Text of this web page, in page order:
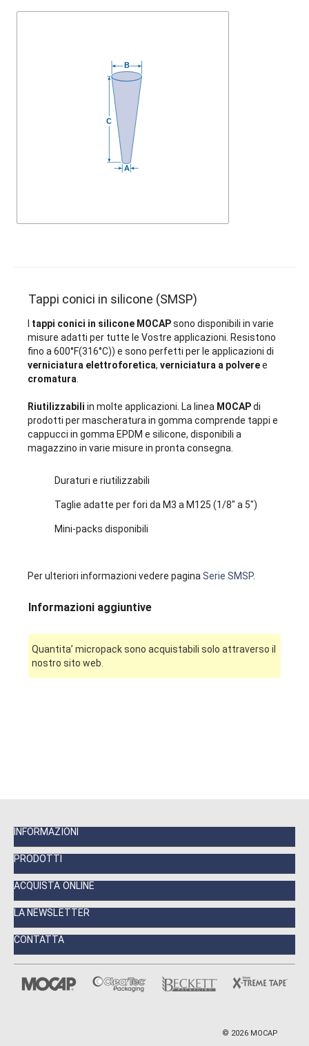
Tappi conici in silicone (SMSP)
tappi conici in silicone MOCAPsono disponibili in varie
misure adatti per tutte le Vostre applicazioni. Resistono
fino a600°F(316°C)) e sono perfetti per le applicazioni di
verniciatura elettroforetica,verniciatura a polveree
cromatura.
Riutilizzabili in molte applicazioni. La linea MOCAPdi
prodotti per mascheratura in gomma comprende tappi e
cappucci in gomma EPDM e silicone, disponibili a
magazzino in varie misure in pronta consegna.
Duraturi e riutilizzabili
Taglie adatte per fori da M3 a M125 (1/8" a 5")
Mini-packs disponibili
Per ulteriori informazioni vedere paginaSerie SMSP.
Informazioni aggiuntive
Quantita’ micropack sono acquistabili solo attraverso il
nostro sito web.
INFORMAZIONI
PRODOTTI
ACQUISTA ONLINE
LA NEWSLETTER
CONTATTA
© 2026 MOCAP